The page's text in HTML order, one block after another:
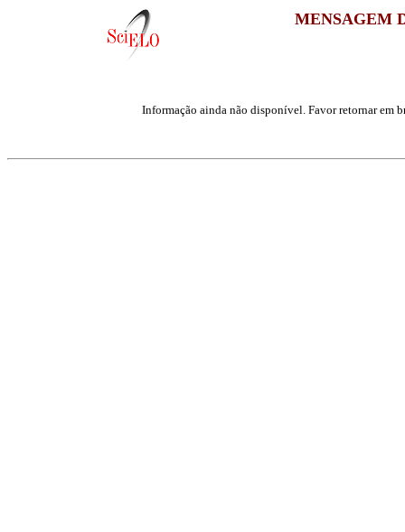
MENSAGEM
Informação ainda não disponível. Favor retornar em